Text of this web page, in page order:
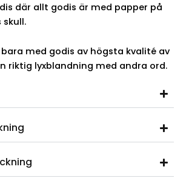
där allt godis är med papper på
med godis av högsta kvalité av
riktig lyxblandning med andra ord.